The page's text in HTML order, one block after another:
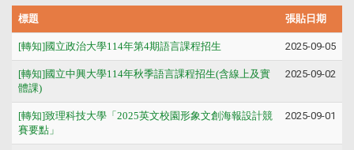
標題 張貼日期
[轉知]國立政治大學114年第4期語言課程招生 2025-09-05
[轉知]國立中興大學114年秋季語言課程招生(含線上及實
體課)
2025-09-02
[轉知]致理科技大學「2025英文校園形象文創海報設計競
賽要點」
2025-09-01